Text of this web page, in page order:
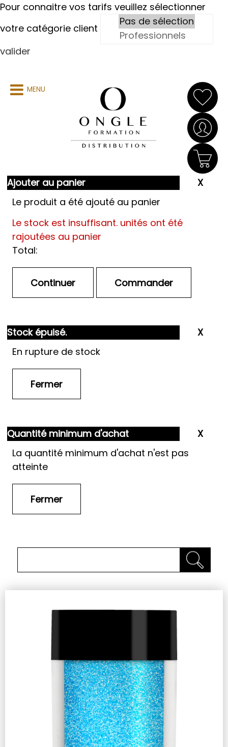
Pour connaitre vos tarifs veuillez sélectionner
votre catégorie client
valider
MENU
Ajouter au panier
Le produit a été ajouté au panier
Le stock est insuffisant. unités ont été
rajoutées au panier
Total:
Stock épuisé.
En rupture de stock
Quantité minimum d'achat
La quantité minimum d'achat n'est pas
atteinte